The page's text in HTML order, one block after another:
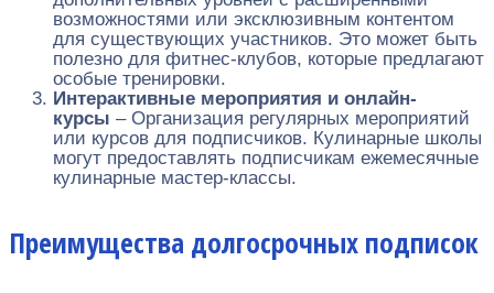
возможностями или эксклюзивным контентом
для существующих участников. Это может быть
полезно для фитнес-клубов, которые предлагают
особые тренировки.
Интерактивные мероприятия и онлайн-
курсы – Организация регулярных мероприятий
или курсов для подписчиков. Кулинарные школы
могут предоставлять подписчикам ежемесячные
кулинарные мастер-классы.
Преимущества долгосрочных подписок